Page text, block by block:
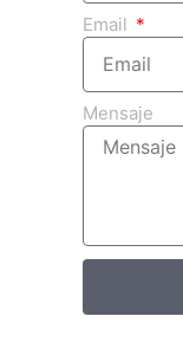
Email
Mensaje